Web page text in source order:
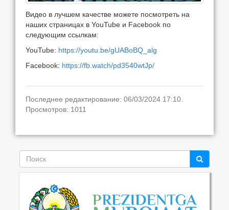
Видео в лучшем качестве можете посмотреть на
наших страницах в YouTube и Facebook по
следующим ссылкам:
YouTube: https://youtu.be/gUABoBQ_alg
Facebook: https://fb.watch/pd3540wtJp/
Последнее редактирование: 06/03/2024 17:10.
Просмотров: 1011